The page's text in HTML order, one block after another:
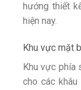
hướng thiết
hiện nay.
Khu vực mặt
Khu vực phía
cho các